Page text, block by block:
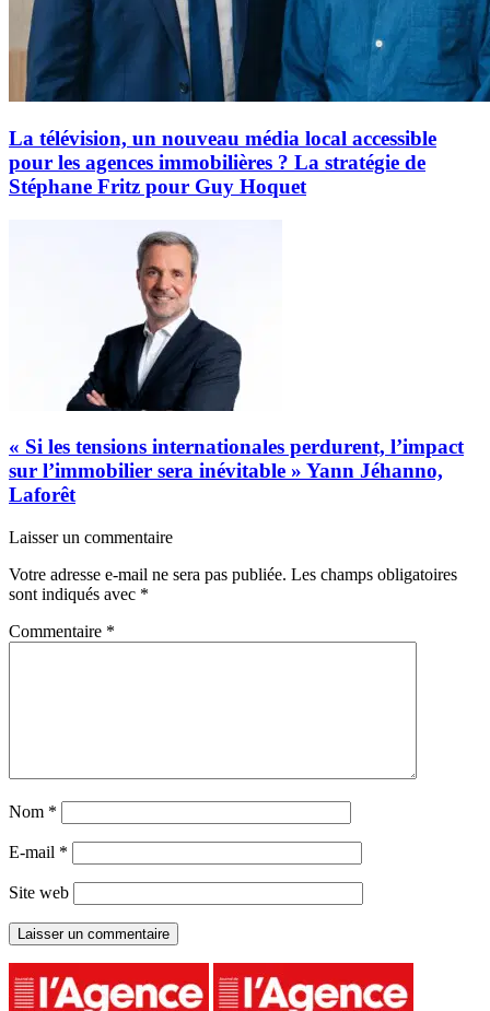
La télévision, un nouveau média local accessible
pour les agences immobilières ? La stratégie de
Stéphane Fritz pour Guy Hoquet
« Si les tensions internationales perdurent, l’impact
sur l’immobilier sera inévitable » Yann Jéhanno,
Laforêt
Laisser un commentaire
Votre adresse e-mail ne sera pas publiée. Les champs obligatoires
sont indiqués avec *
Commentaire *
Nom *
E-mail *
Site web